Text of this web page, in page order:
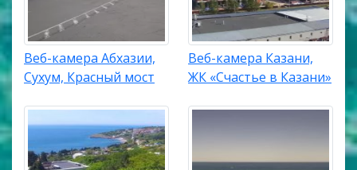
Веб-камера Абхазии,
Сухум, Красный мост
Веб-камера Казани,
ЖК «Счастье в Казани»